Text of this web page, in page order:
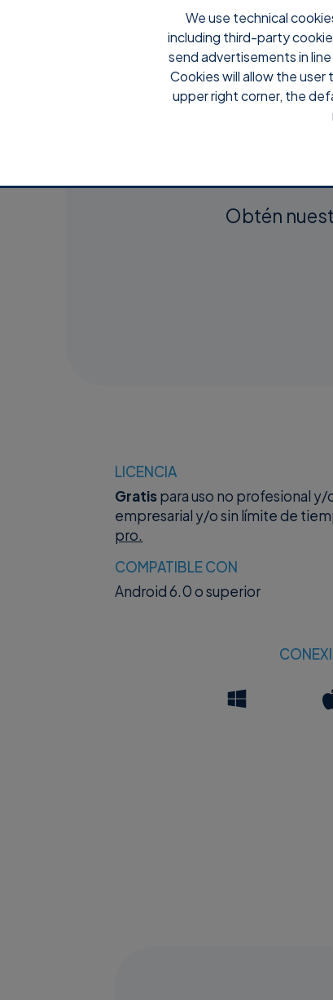
We use technical
including third-party
send advertisements in
Cookies will allow the
upper right corner, the
Obtén
LICENCIA
Gratispara uso no profesional y/
empresarial y/o sin límite de
pro.
COMPATIBLE CON
Android 6.0 o superior